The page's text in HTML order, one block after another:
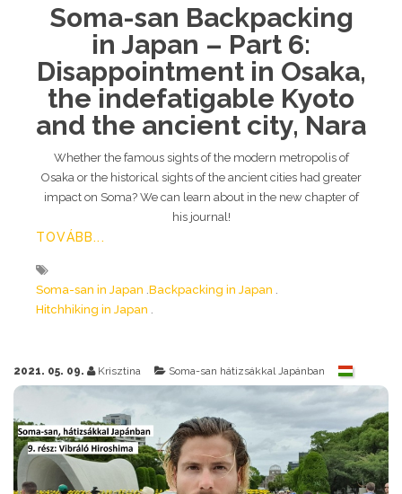
Soma-san Backpacking
in Japan – Part 6:
Disappointment in Osaka,
the indefatigable Kyoto
and the ancient city, Nara
Whether the famous sights of the modern metropolis of
Osaka or the historical sights of the ancient cities had greater
impact on Soma? We can learn about in the new chapter of
his journal!
TOVÁBB...
Soma-san in Japan Backpacking in Japan
Hitchhiking in Japan
2021. 05. 09. Krisztina Soma-san hátizsákkal Japánban